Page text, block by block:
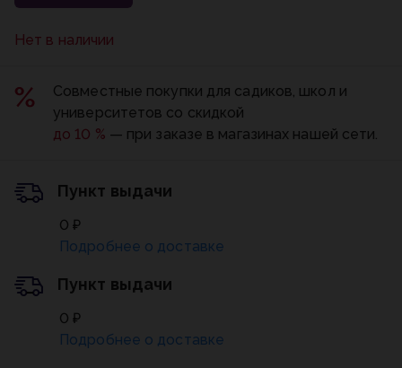
Нет в наличии
Совместные покупки для садиков, школ и
университетов со скидкой
до 10 % — при заказе в магазинах нашей сети.
Пункт выдачи
0 ₽
Подробнее о доставке
Пункт выдачи
0 ₽
Подробнее о доставке